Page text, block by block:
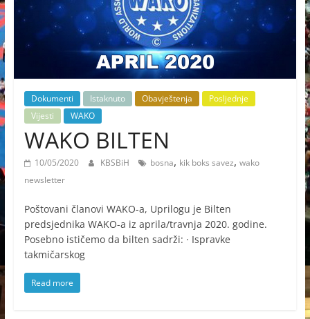
Dokumenti Istaknuto Obavještenja
Posljednje
Vijesti
WAKO
WAKO BILTEN
10/05/2020 KBSBiH bosna, kik boks savez, wako
newsletter
Poštovani članovi WAKO-a, Uprilogu je Bilten
predsjednika WAKO-a iz aprila/travnja 2020. godine.
Posebno ističemo da bilten sadrži: · Ispravke
takmičarskog
Read more